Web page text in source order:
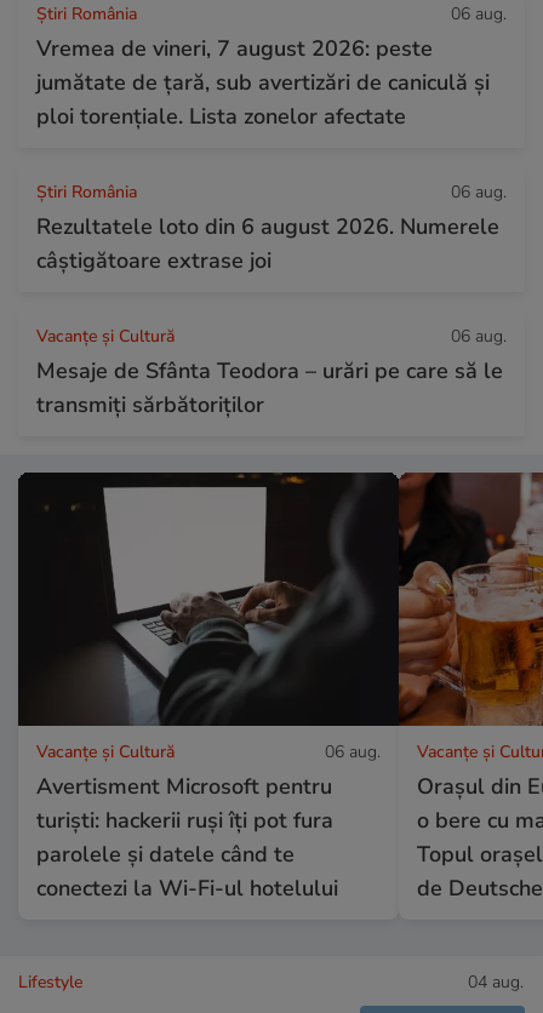
Știri România 06 aug.
Vremea de vineri, 7 august 2026: peste
jumătate de țară, sub avertizări de caniculă și
ploi torențiale. Lista zonelor afectate
Știri România 06 aug.
Rezultatele loto din 6 august 2026. Numerele
câștigătoare extrase joi
Vacanțe și Cultură 06 aug.
Mesaje de Sfânta Teodora – urări pe care să le
transmiți sărbătoriților
Vacanțe și Cultură 06 aug.
Avertisment Microsoft pentru
turiști: hackerii ruși îți pot fura
parolele și datele când te
conectezi la Wi-Fi-ul hotelului
Vacanțe și
Orașul din
o bere cu
Topul
de
Lifestyle 04 aug.